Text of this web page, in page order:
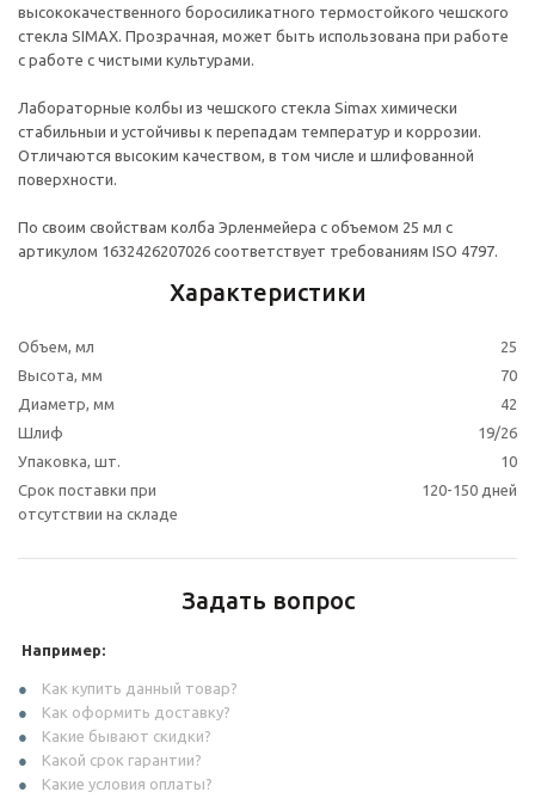
высококачественного боросиликатного термостойкого чешского
стекла SIMAX. Прозрачная, может быть использована при работе
с работе с чистыми культурами.
Лабораторные колбы из чешского стекла Simax химически
стабильныи и устойчивы к перепадам температур и коррозии.
Отличаются высоким качеством, в том числе и шлифованной
поверхности.
По своим свойствам колба Эрленмейера с объемом 25 мл с
артикулом 1632426207026 соответствует требованиям ISO 4797.
Характеристики
Объем, мл
25
Высота, мм
70
Диаметр, мм
42
Шлиф
19/26
Упаковка, шт.
10
Срок поставки при
отсутствии на складе
120-150 дней
Задать вопрос
Например:
Как купить данный товар?
Как оформить доставку?
Какие бывают скидки?
Какой срок гарантии?
Какие условия оплаты?